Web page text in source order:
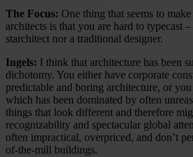
The Focus: One thing that seems to
architects is that you are hard to typecast
starchitect nor a traditional designer.
Ingels: I think that architecture has been
dichotomy. You either have corporate
predictable and boring architecture, or
which has been dominated by often
things that look different and therefore
recognizability and spectacular global
often impractical, overpriced, and don’t
of-the-mill buildings.